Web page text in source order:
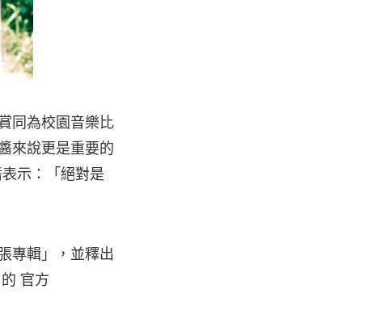
同為校園音樂比
來說更是重要的
示：「絕對是
專輯」，並釋出
官方